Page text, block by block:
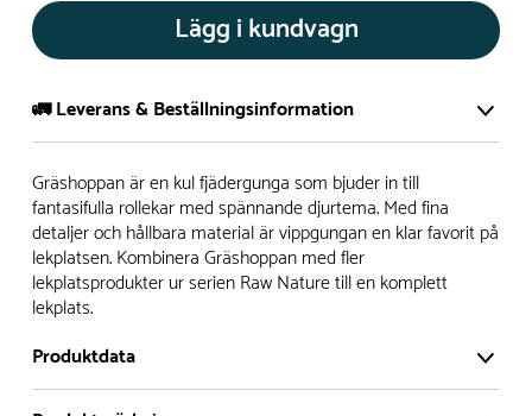
Lägg i kundvagn
🚛 Leverans & Beställningsinformation
Normalt sätt tillverkar vi alla produkter efter beställning.
Detta gör vi för att garantera att du inte ska få en produkt
som legat på en hylla under längre tid och därför förkortat
livslängden på produkten.
Däremot har vi många produkter utan trä som kan
levereras i stort sett omgående, exempelvis Boulder Rocks,
gungor, mål, basket, bordtennis, fristående rutschar,
Gräshoppan är en kul fjädergunga som bjuder in till
fantasifulla rollekar med spännande djurtema. Med fina
detaljer och hållbara material är vippgungan en klar favorit på
lekplatsen. Kombinera Gräshoppan med fler
lekplatsprodukter ur serien Raw Nature till en komplett
lekplats.
Produktdata